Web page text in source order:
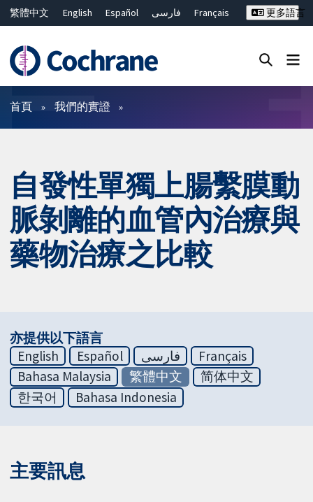
繁體中文 English Español فارسی
Français
ไทย
简体中文
更多語言
篩選條件
首頁 我們的實證
自發性單獨上腸繫膜動
脈剝離的血管內治療與
藥物治療之比較
亦提供以下語言
English
Español فارسی
Français
Bahasa Malaysia
繁體中文
简体中文
한국어
Bahasa Indonesia
主要訊息